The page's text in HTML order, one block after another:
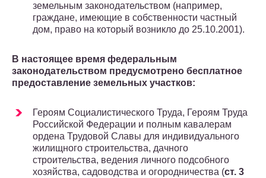
земельным законодательством (например,
граждане, имеющие в собственности частный
дом, право на который возникло до 25.10.2001).
В настоящее время федеральным
законодательством предусмотрено бесплатное
предоставление земельных участков:
Героям Социалистического Труда, Героям Труда
Российской Федерации и полным кавалерам
ордена Трудовой Славы для индивидуального
жилищного строительства, дачного
строительства, ведения личного подсобного
хозяйства, садоводства и огородничества (ст. 3